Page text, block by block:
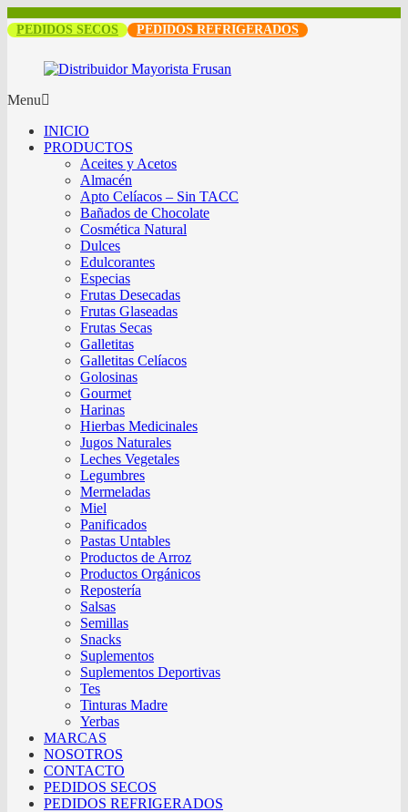
PEDIDOS SECOS PEDIDOS REFRIGERADOS
Menu
INICIO
PRODUCTOS
Aceites y Acetos
Almacén
Apto Celíacos – Sin TACC
Bañados de Chocolate
Cosmética Natural
Dulces
Edulcorantes
Especias
Frutas Desecadas
Frutas Glaseadas
Frutas Secas
Galletitas
Galletitas Celíacos
Golosinas
Gourmet
Harinas
Hierbas Medicinales
Jugos Naturales
Leches Vegetales
Legumbres
Mermeladas
Miel
Panificados
Pastas Untables
Productos de Arroz
Productos Orgánicos
Repostería
Salsas
Semillas
Snacks
Suplementos
Suplementos Deportivas
Tes
Tinturas Madre
Yerbas
MARCAS
NOSOTROS
CONTACTO
PEDIDOS SECOS
PEDIDOS REFRIGERADOS